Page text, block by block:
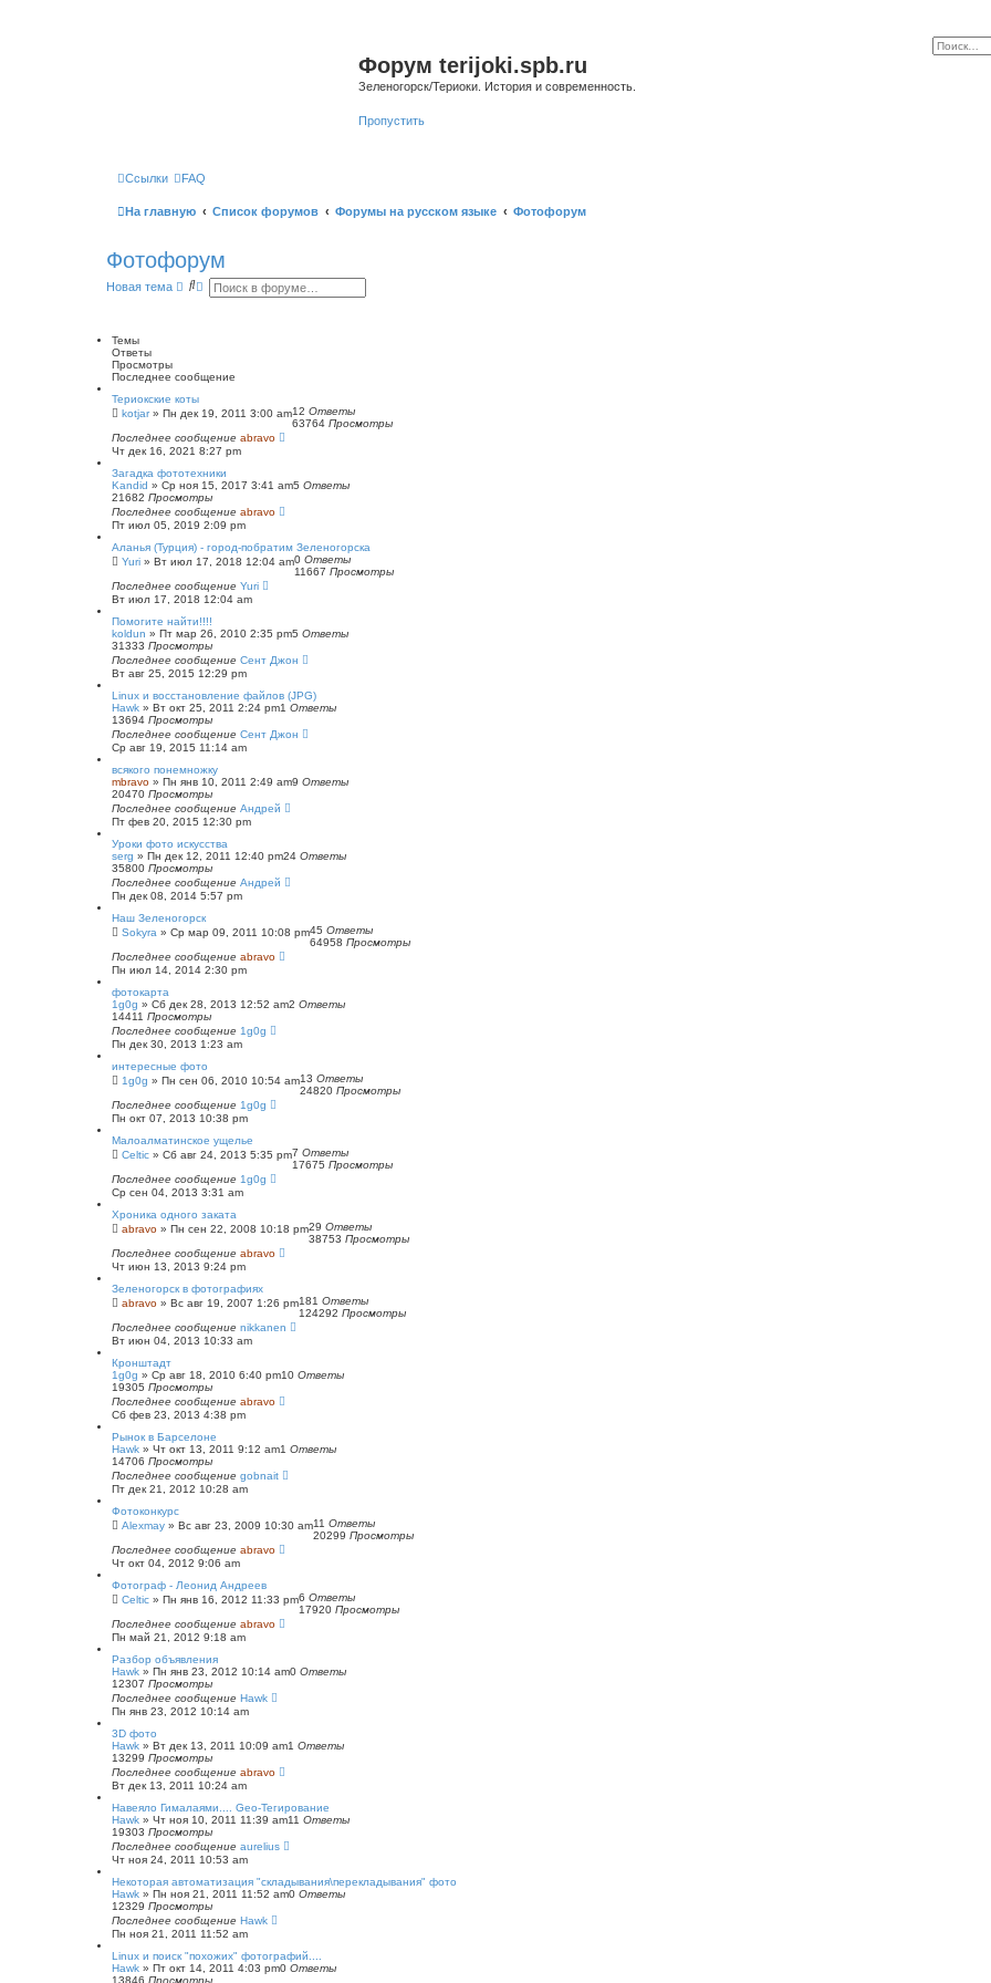
Форум terijoki.spb.ru
Зеленогорск/Териоки. История и современность.
Пропустить
Ссылки FAQ
На главную Список форумов Форумы на русском языке Фотофорум
Фотофорум
Новая тема
П Р
н
й
о
и
с
к
Темы
Ответы
Просмотры
Последнее сообщение
Териокские коты
kotjar» Пн дек 19, 2011 3:00 am12 Ответы
63764 Просмотры
Последнее сообщение abravo
Чт дек 16, 2021 8:27 pm
Загадка фототехники
Kandid » Ср ноя 15, 2017 3:41 am5 Ответы
21682 Просмотры
Последнее сообщение abravo
Пт июл 05, 2019 2:09 pm
Аланья (Турция) - город-побратим Зеленогорска
Yuri » Вт июл 17, 2018 12:04 am0 Ответы
11667 Просмотры
Последнее сообщение Yuri
Вт июл 17, 2018 12:04 am
Помогите найти!!!!
koldun » Пт мар 26, 2010 2:35 pm5 Ответы
31333 Просмотры
Последнее сообщение Сент Джон
Вт авг 25, 2015 12:29 pm
Linux и восстановление файлов (JPG)
Hawk » Вт окт 25, 2011 2:24 pm1 Ответы
13694 Просмотры
Последнее сообщение Сент Джон
Ср авг 19, 2015 11:14 am
всякого понемножку
mbravo » Пн янв 10, 2011 2:49 am9 Ответы
20470 Просмотры
Последнее сообщение Андрей
Пт фев 20, 2015 12:30 pm
Уроки фото искусства
serg » Пн дек 12, 2011 12:40 pm24 Ответы
35800 Просмотры
Последнее сообщение Андрей
Пн дек 08, 2014 5:57 pm
Наш Зеленогорск
Sokyra » Ср мар 09, 2011 10:08 pm45 Ответы
64958 Просмотры
Последнее сообщение abravo
Пн июл 14, 2014 2:30 pm
фотокарта
1g0g » Сб дек 28, 2013 12:52 am2 Ответы
14411 Просмотры
Последнее сообщение 1g0g
Пн дек 30, 2013 1:23 am
интересные фото
1g0g » Пн сен 06, 2010 10:54 am13 Ответы
24820 Просмотры
Последнее сообщение 1g0g
Пн окт 07, 2013 10:38 pm
Малоалматинское ущелье
Celtic » Сб авг 24, 2013 5:35 pm7 Ответы
17675 Просмотры
Последнее сообщение 1g0g
Ср сен 04, 2013 3:31 am
Хроника одного заката
abravo » Пн сен 22, 2008 10:18 pm29 Ответы
38753 Просмотры
Последнее сообщение abravo
Чт июн 13, 2013 9:24 pm
Зеленогорск в фотографиях
abravo » Вс авг 19, 2007 1:26 pm181 Ответы
124292 Просмотры
Последнее сообщение nikkanen
Вт июн 04, 2013 10:33 am
Кронштадт
1g0g » Ср авг 18, 2010 6:40 pm10 Ответы
19305 Просмотры
Последнее сообщение abravo
Сб фев 23, 2013 4:38 pm
Рынок в Барселоне
Hawk » Чт окт 13, 2011 9:12 am1 Ответы
14706 Просмотры
Последнее сообщение gobnait
Пт дек 21, 2012 10:28 am
Фотоконкурс
Alexmay » Вс авг 23, 2009 10:30 am11 Ответы
20299 Просмотры
Последнее сообщение abravo
Чт окт 04, 2012 9:06 am
Фотограф - Леонид Андреев
Celtic » Пн янв 16, 2012 11:33 pm6 Ответы
17920 Просмотры
Последнее сообщение abravo
Пн май 21, 2012 9:18 am
Разбор объявления
Hawk » Пн янв 23, 2012 10:14 am0 Ответы
12307 Просмотры
Последнее сообщение Hawk
Пн янв 23, 2012 10:14 am
3D фото
Hawk » Вт дек 13, 2011 10:09 am1 Ответы
13299 Просмотры
Последнее сообщение abravo
Вт дек 13, 2011 10:24 am
Навеяло Гималаями.... Geo-Тегирование
Hawk » Чт ноя 10, 2011 11:39 am11 Ответы
19303 Просмотры
Последнее сообщение aurelius
Чт ноя 24, 2011 10:53 am
Некоторая автоматизация "складывания\перекладывания" фото
Hawk » Пн ноя 21, 2011 11:52 am0 Ответы
12329 Просмотры
Последнее сообщение Hawk
Пн ноя 21, 2011 11:52 am
Linux и поиск "похожих" фотографий....
Hawk » Пт окт 14, 2011 4:03 pm0 Ответы
13846 Просмотры